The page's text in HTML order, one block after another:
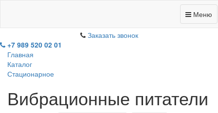
Меню
Заказать звонок
+7 989 520 02 01
Главная
Каталог
Стационарное
Вибрационные питатели